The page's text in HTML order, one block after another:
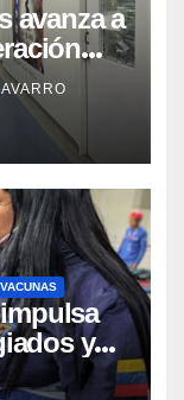
avanza a
VACUNAS
y
en